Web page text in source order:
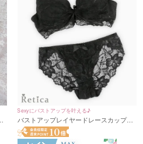
Sexyにバストアップを叶える♪
バストアップレイヤードレースカップブ
ラジャー&ショーツセット★(ブラック)
(B~H,65~90)